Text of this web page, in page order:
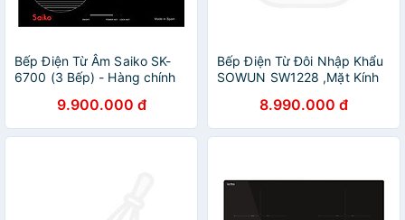
Bếp Điện Từ Âm Saiko SK-
6700 (3 Bếp) - Hàng chính
9.900.000 đ
Bếp Điện Từ Đôi Nhập Khẩu
SOWUN SW1228 ,Mặt Kính
Được Nhiệt Độ Cao
8.990.000 đ